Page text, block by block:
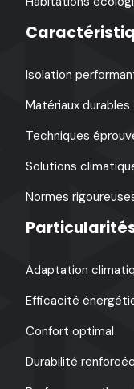
Isolation
Matériaux durables
Techniques
Solutions
Normes
Adaptation
Efficacité
Confort optimal
Durabilité renforcée